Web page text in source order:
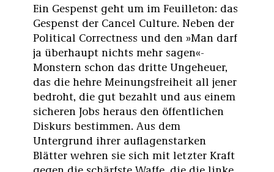
Ein Gespenst geht um im Feuilleton: das
Gespenst der Cancel Culture. Neben der
Political Correctness und den »Man darf
ja überhaupt nichts mehr sagen«-
Monstern schon das dritte Ungeheuer,
das die hehre Meinungsfreiheit all jener
bedroht, die gut bezahlt und aus einem
sicheren Jobs heraus den öffentlichen
Diskurs bestimmen. Aus dem
Untergrund ihrer auflagenstarken
Blätter wehren sie sich mit letzter Kraft